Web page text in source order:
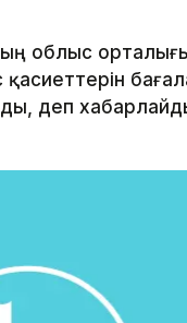
облыс
деп